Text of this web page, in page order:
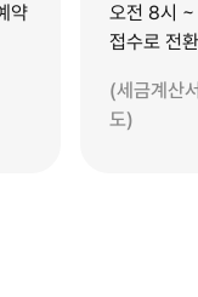
약
오전 8시 ~
접수로 전
(세금계산
도)